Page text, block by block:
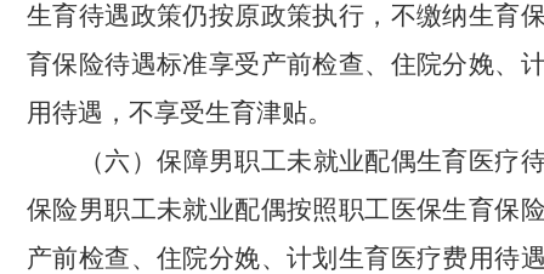
生育待遇政策仍按原政策执行， 不缴纳生育
育保险待遇标准享受产前检查、住院分娩、
用待遇，不享受生育津贴。
（六）保障男职工未就业配偶生育医疗
保险男职工未就业配偶按照职工医保生育保
产前检查、住院分娩、计划生育医疗费用待